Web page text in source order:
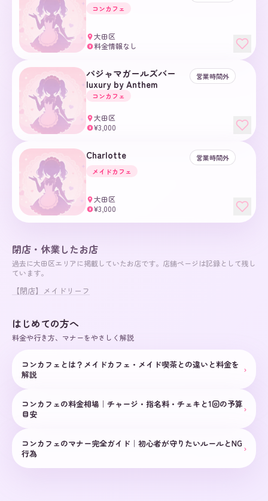
コンカフェ
大田区
¥ 料金情報なし
パジャマガールズバー
luxury by Anthem
営業時間外
コンカフェ
大田区
¥ ¥3,000
Charlotte
営業時間外
メイドカフェ
大田区
¥ ¥3,000
閉店・休業したお店
過去に大田区エリアに掲載していたお店です。店舗ページは記録として残し
ています。
【閉店】メイドリーフ
はじめての方へ
料金や行き方、マナーをやさしく解説
コンカフェとは？メイドカフェ・メイド喫茶との違いと料金を
解説
›
コンカフェの料金相場｜チャージ・指名料・チェキと1回の予算
目安
›
コンカフェのマナー完全ガイド｜初心者が守りたいルールとNG
行為
›